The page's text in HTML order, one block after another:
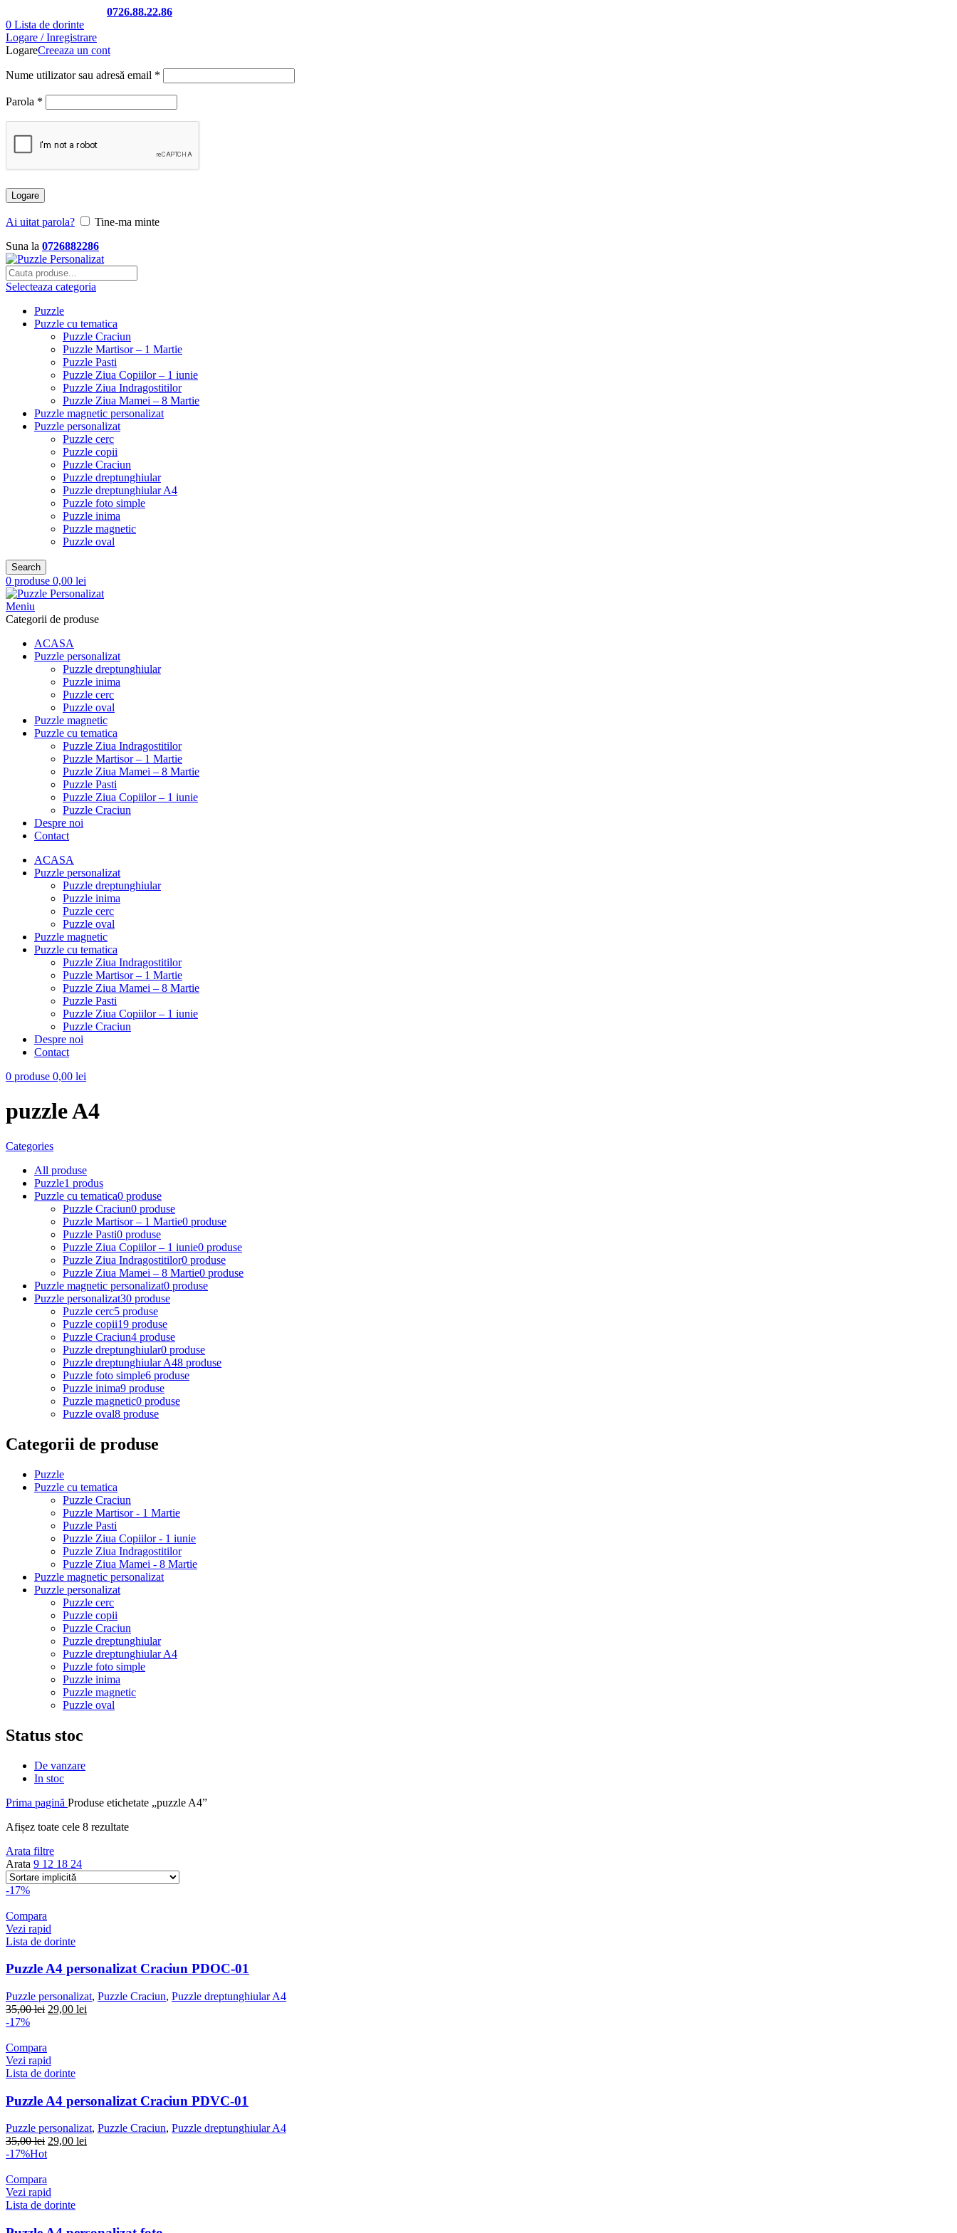
0726.88.22.86
0 Lista de dorinte
Logare / Inregistrare
LogareCreeaza un cont
Nume utilizator sau adresă email *
Parola *
Logare
Ai uitat parola?
Tine-ma minte
Suna la 0726882286
Selecteaza categoria
Puzzle
Puzzle cu tematica
Puzzle Craciun
Puzzle Martisor – 1 Martie
Puzzle Pasti
Puzzle Ziua Copiilor – 1 iunie
Puzzle Ziua Indragostitilor
Puzzle Ziua Mamei – 8 Martie
Puzzle magnetic personalizat
Puzzle personalizat
Puzzle cerc
Puzzle copii
Puzzle Craciun
Puzzle dreptunghiular
Puzzle dreptunghiular A4
Puzzle foto simple
Puzzle inima
Puzzle magnetic
Puzzle oval
Search
0 produse 0,00 lei
Meniu
Categorii de produse
ACASA
Puzzle personalizat
Puzzle dreptunghiular
Puzzle inima
Puzzle cerc
Puzzle oval
Puzzle magnetic
Puzzle cu tematica
Puzzle Ziua Indragostitilor
Puzzle Martisor – 1 Martie
Puzzle Ziua Mamei – 8 Martie
Puzzle Pasti
Puzzle Ziua Copiilor – 1 iunie
Puzzle Craciun
Despre noi
Contact
ACASA
Puzzle personalizat
Puzzle dreptunghiular
Puzzle inima
Puzzle cerc
Puzzle oval
Puzzle magnetic
Puzzle cu tematica
Puzzle Ziua Indragostitilor
Puzzle Martisor – 1 Martie
Puzzle Ziua Mamei – 8 Martie
Puzzle Pasti
Puzzle Ziua Copiilor – 1 iunie
Puzzle Craciun
Despre noi
Contact
0 produse 0,00 lei
puzzle A4
Categories
All produse
Puzzle1 produs
Puzzle cu tematica0 produse
Puzzle Craciun0 produse
Puzzle Martisor – 1 Martie0 produse
Puzzle Pasti0 produse
Puzzle Ziua Copiilor – 1 iunie0 produse
Puzzle Ziua Indragostitilor0 produse
Puzzle Ziua Mamei – 8 Martie0 produse
Puzzle magnetic personalizat0 produse
Puzzle personalizat30 produse
Puzzle cerc5 produse
Puzzle copii19 produse
Puzzle Craciun4 produse
Puzzle dreptunghiular0 produse
Puzzle dreptunghiular A48 produse
Puzzle foto simple6 produse
Puzzle inima9 produse
Puzzle magnetic0 produse
Puzzle oval8 produse
Categorii de produse
Puzzle
Puzzle cu tematica
Puzzle Craciun
Puzzle Martisor - 1 Martie
Puzzle Pasti
Puzzle Ziua Copiilor - 1 iunie
Puzzle Ziua Indragostitilor
Puzzle Ziua Mamei - 8 Martie
Puzzle magnetic personalizat
Puzzle personalizat
Puzzle cerc
Puzzle copii
Puzzle Craciun
Puzzle dreptunghiular
Puzzle dreptunghiular A4
Puzzle foto simple
Puzzle inima
Puzzle magnetic
Puzzle oval
Status stoc
De vanzare
In stoc
Prima pagină Produse etichetate „puzzle A4”
Afișez toate cele 8 rezultate
Arata filtre
Arata 9 12 18 24
-17%
Compara
Vezi rapid
Lista de dorinte
Puzzle A4 personalizat Craciun PDOC-01
Puzzle personalizat, Puzzle Craciun, Puzzle dreptunghiular A4
35,00lei Prețul
35,00 lei.
29,00 lei
-17%
Compara
Vezi rapid
Lista de dorinte
Puzzle A4 personalizat Craciun PDVC-01
Puzzle personalizat, Puzzle Craciun, Puzzle dreptunghiular A4
35,00lei Prețul
35,00 lei.
29,00 lei
-17%Hot
Compara
Vezi rapid
Lista de dorinte